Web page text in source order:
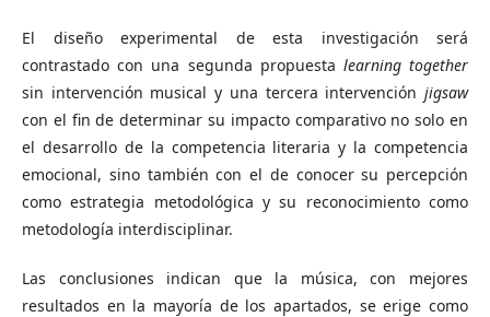
El diseño experimental de esta investigación será
contrastado con una segunda propuesta learning together
sin intervención musical y una tercera intervención jigsaw
con el fin de determinar su impacto comparativo no solo en
el desarrollo de la competencia literaria y la competencia
emocional, sino también con el de conocer su percepción
como estrategia metodológica y su reconocimiento como
metodología interdisciplinar.
Las conclusiones indican que la música, con mejores
resultados en la mayoría de los apartados, se erige como